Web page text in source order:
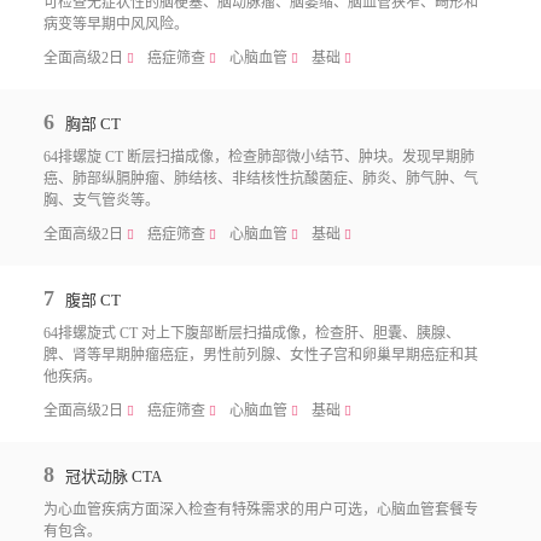
病变等早期中风风险。
全面高级2日
􀧙 癌症筛查 􀧙 心脑血管 􀧙 基础 􀧙
6 胸部 CT
64排螺旋 CT 断层扫描成像，检查肺部微小结节、肿块。发现早期肺
癌、肺部纵膈肿瘤、肺结核、非结核性抗酸菌症、肺炎、肺气肿、气
胸、支气管炎等。
全面高级2日
􀧙 癌症筛查 􀧙 心脑血管 􀧙 基础 􀧙
7 腹部 CT
64排螺旋式 CT 对上下腹部断层扫描成像，检查肝、胆囊、胰腺、
脾、肾等早期肿瘤癌症，男性前列腺、女性子宫和卵巢早期癌症和其
他疾病。
全面高级2日
􀧙 癌症筛查 􀧙 心脑血管 􀧙 基础 􀧙
8 冠状动脉 CTA
为心血管疾病方面深入检查有特殊需求的用户可选，心脑血管套餐专
有包含。